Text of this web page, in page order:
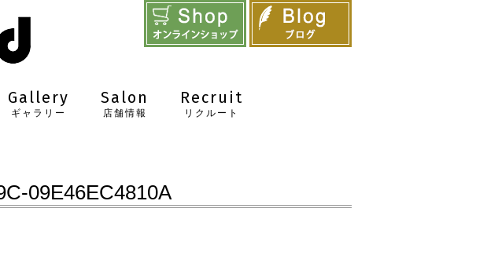
Gallery
ギャラリー
Salon
店舗情報
Recruit
リクルート
09E46EC4810A